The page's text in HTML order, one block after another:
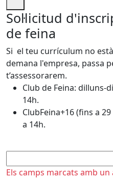
Sol·licitud
de feina
Si el teu currículum no
demana l'empresa, passa
t’assessorarem.
Club de Feina: dilluns-
14h.
ClubFeina+16 (fins a
a 14h.
Els camps marcats amb